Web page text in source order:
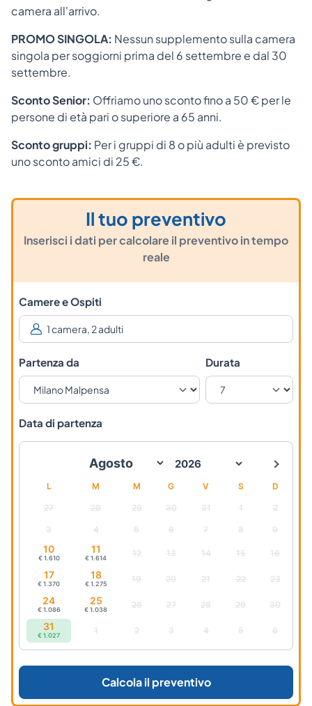
camera all'arrivo.
PROMO SINGOLA: Nessun supplemento sulla camera
singola per soggiorni prima del 6 settembre e dal 30
settembre.
Sconto Senior: Offriamo uno sconto fino a 50 € per le
persone di età pari o superiore a 65 anni.
Sconto gruppi: Per i gruppi di 8 o più adulti è previsto
uno sconto amici di 25 €.
Il tuo preventivo
Inserisci i dati per calcolare il preventivo in tempo
reale
Camere e Ospiti
Partenza da Durata
Data di partenza
L M M G V S D
27 28 29 30 31 1 2
3 4 5 6 7 8 9
10
€ 1.610
11
€ 1.614 12 13 14 15 16
17
€ 1.370
18
€ 1.275 19 20 21 22 23
24
€ 1.086
25
€ 1.038 26 27 28 29 30
31
€ 1.027 1 2 3 4 5 6
Calcola il preventivo